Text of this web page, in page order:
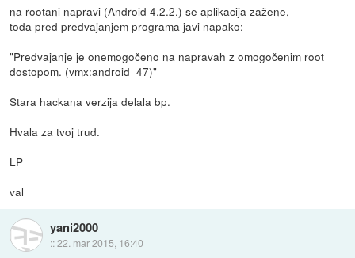
na rootani napravi (Android 4.2.2.) se aplikacija zažene,
toda pred predvajanjem programa javi napako:
"Predvajanje je onemogočeno na napravah z omogočenim root
dostopom. (vmx:android_47)"
Stara hackana verzija delala bp.
Hvala za tvoj trud.
LP
val
yani2000
::22. mar 2015, 16:40